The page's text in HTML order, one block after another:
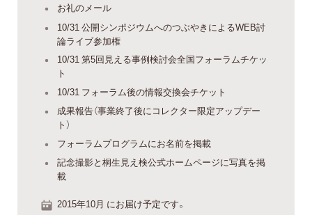
お礼のメール
10/31 公開シンポジウムへのつぶやきによるWEB討
論ライブ参加権
10/31 第5回見える事例検討会全国フォーラムチケッ
ト
10/31 フォーラム後の情報交換会チケット
成果報告（事業終了後にコレクター限定アップデー
ト）
フォーラムプログラムにお名前を掲載
記念撮影と桐生見え検公式ホームページに写真を掲
載
2015年10月 にお届け予定です。